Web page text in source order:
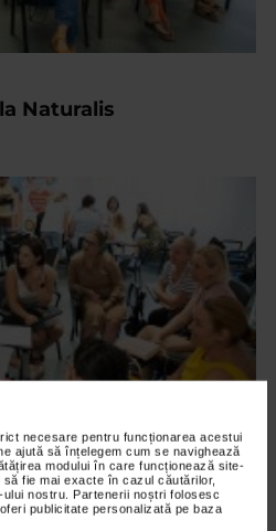
necesare pentru funcționarea acestui
ajută să înțelegem cum se navighează
modului în care funcționează site-
fie mai exacte în cazul căutărilor,
nostru. Partenerii noștri folosesc
publicitate personalizată pe baza
Naturalis
de la Naturalis